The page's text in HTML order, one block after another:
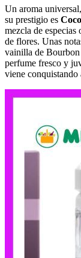
Un aroma
su prestigio es
mezcla de
de flores. Unas
vainilla de Bourbon
perfume fresco y
viene conquistando